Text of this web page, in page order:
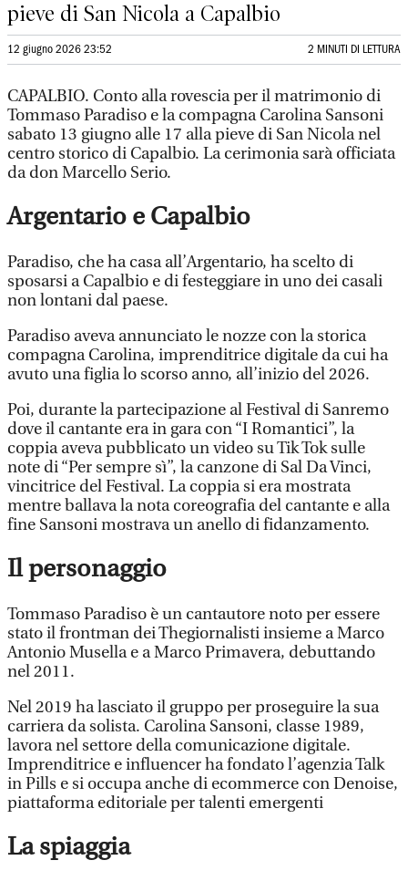
pieve di San Nicola a Capalbio
12 giugno 2026 23:52 2 MINUTI DI LETTURA
CAPALBIO. Conto alla rovescia per il matrimonio di
Tommaso Paradiso e la compagna Carolina Sansoni
sabato 13 giugno alle 17 alla pieve di San Nicola nel
centro storico di Capalbio. La cerimonia sarà officiata
da don Marcello Serio.
Argentario e Capalbio
Paradiso, che ha casa all’Argentario, ha scelto di
sposarsi a Capalbio e di festeggiare in uno dei casali
non lontani dal paese.
Paradiso aveva annunciato le nozze con la storica
compagna Carolina, imprenditrice digitale da cui ha
avuto una figlia lo scorso anno, all’inizio del 2026.
Poi, durante la partecipazione al Festival di Sanremo
dove il cantante era in gara con “I Romantici”, la
coppia aveva pubblicato un video su Tik Tok sulle
note di “Per sempre sì”, la canzone di Sal Da Vinci,
vincitrice del Festival. La coppia si era mostrata
mentre ballava la nota coreografia del cantante e alla
fine Sansoni mostrava un anello di fidanzamento.
Il personaggio
Tommaso Paradiso è un cantautore noto per essere
stato il frontman dei Thegiornalisti insieme a Marco
Antonio Musella e a Marco Primavera, debuttando
nel 2011.
Nel 2019 ha lasciato il gruppo per proseguire la sua
carriera da solista. Carolina Sansoni, classe 1989,
lavora nel settore della comunicazione digitale.
Imprenditrice e influencer ha fondato l’agenzia Talk
in Pills e si occupa anche di ecommerce con Denoise,
piattaforma editoriale per talenti emergenti
La spiaggia